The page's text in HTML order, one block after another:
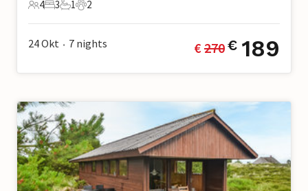
4 Gäste
4
3 Schlafzimmer
3
1 Badezimmer
1
2 Haustiere
2
24 Okt • 7 nights € 270€ 189